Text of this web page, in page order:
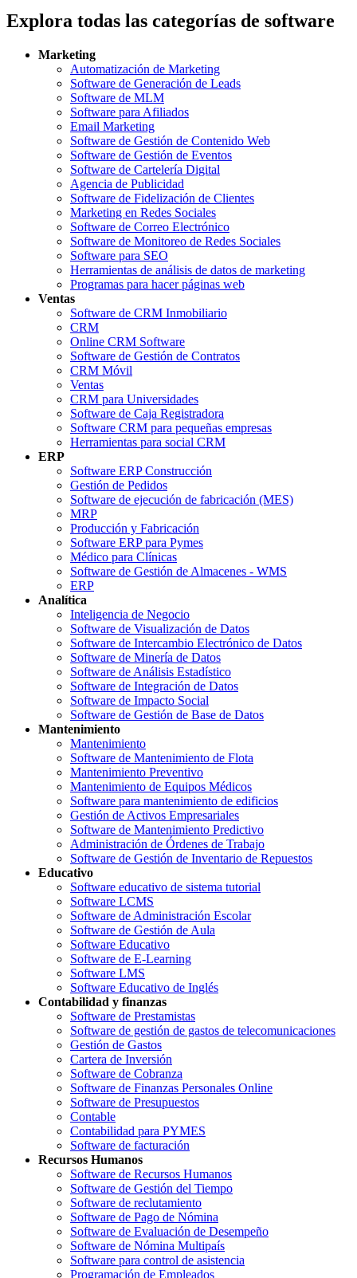
Explora todas las categorías de software
Marketing
Automatización de Marketing
Software de Generación de Leads
Software de MLM
Software para Afiliados
Email Marketing
Software de Gestión de Contenido Web
Software de Gestión de Eventos
Software de Cartelería Digital
Agencia de Publicidad
Software de Fidelización de Clientes
Marketing en Redes Sociales
Software de Correo Electrónico
Software de Monitoreo de Redes Sociales
Software para SEO
Herramientas de análisis de datos de marketing
Programas para hacer páginas web
Ventas
Software de CRM Inmobiliario
CRM
Online CRM Software
Software de Gestión de Contratos
CRM Móvil
Ventas
CRM para Universidades
Software de Caja Registradora
Software CRM para pequeñas empresas
Herramientas para social CRM
ERP
Software ERP Construcción
Gestión de Pedidos
Software de ejecución de fabricación (MES)
MRP
Producción y Fabricación
Software ERP para Pymes
Médico para Clínicas
Software de Gestión de Almacenes - WMS
ERP
Analítica
Inteligencia de Negocio
Software de Visualización de Datos
Software de Intercambio Electrónico de Datos
Software de Minería de Datos
Software de Análisis Estadístico
Software de Integración de Datos
Software de Impacto Social
Software de Gestión de Base de Datos
Mantenimiento
Mantenimiento
Software de Mantenimiento de Flota
Mantenimiento Preventivo
Mantenimiento de Equipos Médicos
Software para mantenimiento de edificios
Gestión de Activos Empresariales
Software de Mantenimiento Predictivo
Administración de Órdenes de Trabajo
Software de Gestión de Inventario de Repuestos
Educativo
Software educativo de sistema tutorial
Software LCMS
Software de Administración Escolar
Software de Gestión de Aula
Software Educativo
Software de E-Learning
Software LMS
Software Educativo de Inglés
Contabilidad y finanzas
Software de Prestamistas
Software de gestión de gastos de telecomunicaciones
Gestión de Gastos
Cartera de Inversión
Software de Cobranza
Software de Finanzas Personales Online
Software de Presupuestos
Contable
Contabilidad para PYMES
Software de facturación
Recursos Humanos
Software de Recursos Humanos
Software de Gestión del Tiempo
Software de reclutamiento
Software de Pago de Nómina
Software de Evaluación de Desempeño
Software de Nómina Multipaís
Software para control de asistencia
Programación de Empleados